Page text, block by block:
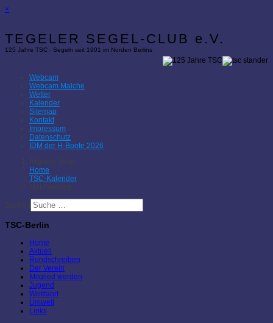
×
TEGELER SEGEL-CLUB e.V.
125 Jahre TSC - Segeln seit 1901 im Norden Berlins
Webcam
Webcam Malche
Wetter
Kalender
Sitemap
Kontakt
Impressum
Datenschutz
IDM der H-Boote 2026
Aktuelle Seite:
Home
TSC-Kalender
Mai-Feiertag
Suchen
TSC-Berlin
Home
Aktuell
Rundschreiben
Der Verein
Mitglied werden
Jugend
Wettfahrt
Umwelt
Links